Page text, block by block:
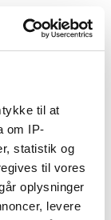
til at
om IP-
statistik og
til vores
oplysninger
levere
i
en mail med